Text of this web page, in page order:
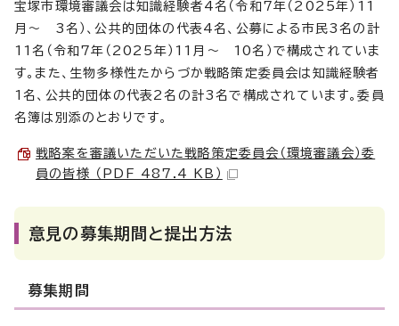
宝塚市環境審議会は知識経験者4名（令和7年（2025年）11
月～ 3名）、公共的団体の代表4名、公募による市民3名の計
11名（令和7年（2025年）11月～ 10名）で構成されていま
す。また、生物多様性たからづか戦略策定委員会は知識経験者
1名、公共的団体の代表2名の計3名で構成されています。委員
名簿は別添のとおりです。
戦略案を審議いただいた戦略策定委員会（環境審議会）委
員の皆様 （PDF 487.4 KB）
意見の募集期間と提出方法
募集期間